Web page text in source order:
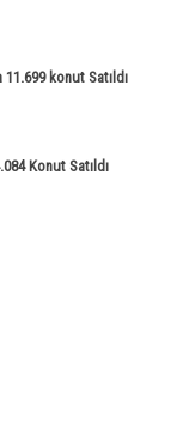
konut Satıldı
Konut Satıldı